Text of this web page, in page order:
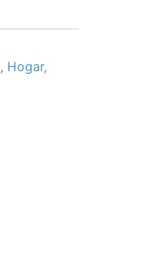
, Hogar,